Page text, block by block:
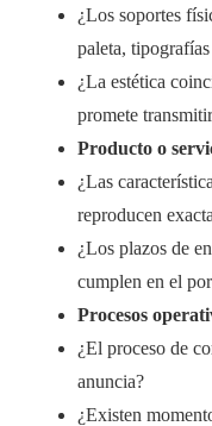
¿Los soportes
paleta,
¿La estética
promete
Producto o
¿Las
reproducen
¿Los plazos de
cumplen en el
Procesos
¿El proceso de
anuncia?
¿Existen